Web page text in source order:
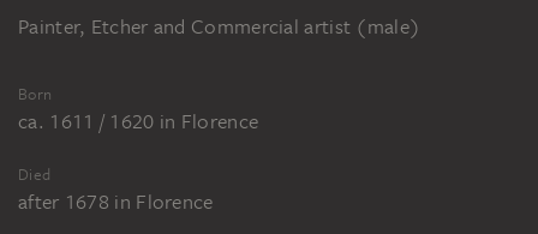
Painter, Etcher and Commercial artist (male)
Born
ca. 1611 / 1620 in Florence
Died
after 1678 in Florence